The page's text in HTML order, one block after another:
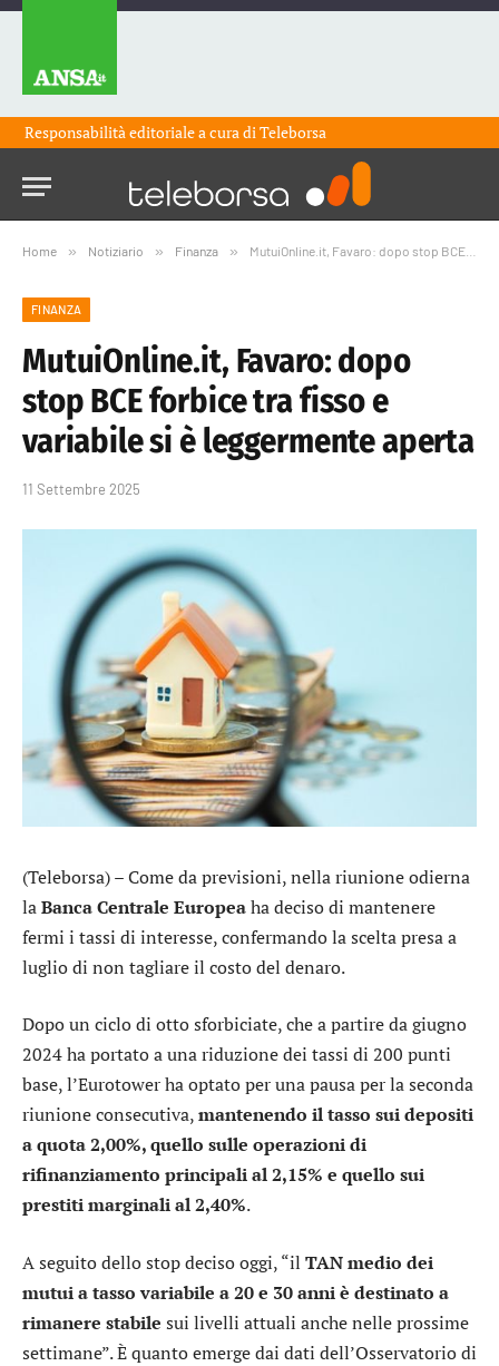
Responsabilità editoriale a cura diTeleborsa
Home » Notiziario » Finanza » MutuiOnline.it, Favaro: dopo stop BCE forbice tra fisso e variabile si è leggermente aperta
FINANZA
MutuiOnline.it, Favaro: dopo
stop BCE forbice tra fisso e
variabile si è leggermente aperta
11 Settembre 2025
(Teleborsa) – Come da previsioni, nella riunione odierna
laBanca Centrale Europeaha deciso di mantenere
fermi i tassi di interesse, confermando la scelta presa a
luglio di non tagliare il costo del denaro.
Dopo un ciclo di otto sforbiciate, che a partire da giugno
2024 ha portato a una riduzione dei tassi di 200 punti
base, l’Eurotower ha optato per una pausa per la seconda
riunione consecutiva,mantenendo il tasso sui depositi
a quota 2,00%, quello sulle operazioni di
rifinanziamento principali al 2,15% e quello sui
prestiti marginali al 2,40%.
A seguito dello stop deciso oggi, “il TAN medio dei
mutui a tasso variabile a 20 e 30 anni è destinato a
rimanere stabile sui livelli attuali anche nelle prossime
settimane”. È quanto emerge dai dati dell’Osservatorio di